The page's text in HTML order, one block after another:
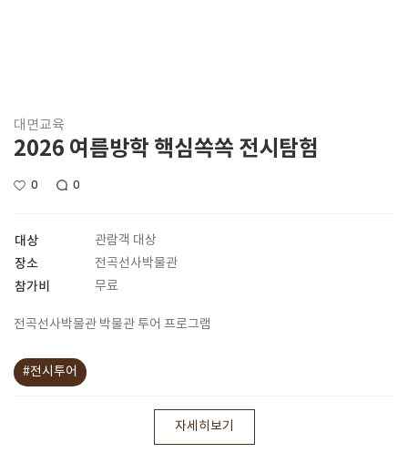
대면교육
2026 여름방학 핵심쏙쏙 전시탐험
0 0
대상 관람객 대상
장소 전곡선사박물관
참가비 무료
전곡선사박물관 박물관 투어 프로그램
#전시투어
자세히보기